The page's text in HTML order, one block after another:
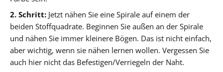
2. Schritt: Jetzt nähen Sie eine Spirale auf einem der
beiden Stoffquadrate. Beginnen Sie außen an der Spirale
und nähen Sie immer kleinere Bögen. Das ist nicht einfach,
aber wichtig, wenn sie nähen lernen wollen. Vergessen Sie
auch hier nicht das Befestigen/Verriegeln der Naht.